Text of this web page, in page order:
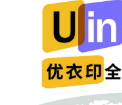
Analytica（剑桥分析公司）之
朝一日不会因金钱诱惑发生与
Valve 宁愿让一家第三方数据
会接受听证的风险，无数玩家
业界来讲，不管是哪家公司，